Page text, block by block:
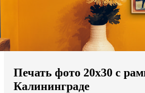
Мы доставляем по всему миру
Продолжить без города
Печать фото 20х30 с
Калининграде